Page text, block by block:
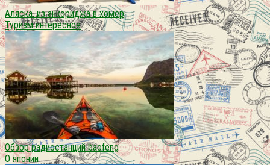
Аляска. из анкориджа в хомер
Туризм интересное
Обзор радиостанций baofeng
О японии